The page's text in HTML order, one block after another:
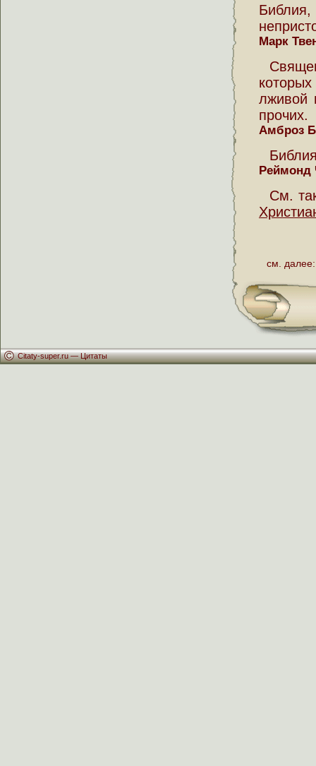
Марк
лживой
прочих.
Амброз
Реймонд
См.
см. далее:
Citaty-super.ru —Цитаты